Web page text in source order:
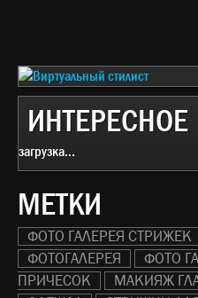
ИНТЕРЕСНОЕ
загрузка...
МЕТКИ
ФОТО ГАЛЕРЕЯ СТРИЖЕК
ФОТОГАЛЕРЕЯ
ФОТО
ПРИЧЕСОК
МАКИЯЖ